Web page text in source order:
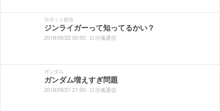
ロボット総合
ジンライガーって知ってるかい？
2018/09/2200:00: ロボ魂通信
ガンダム
ガンダム増えすぎ問題
2018/09/21 21:00: ロボ魂通信